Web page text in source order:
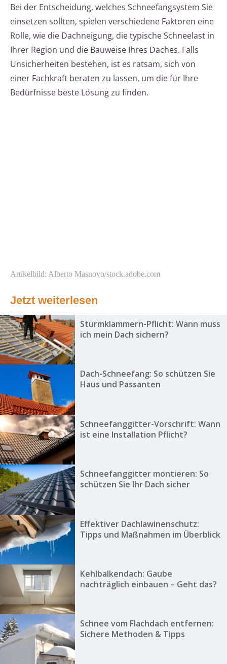
Bei der Entscheidung, welches Schneefangsystem Sie
einsetzen sollten, spielen verschiedene Faktoren eine
Rolle, wie die Dachneigung, die typische Schneelast in
Ihrer Region und die Bauweise Ihres Daches. Falls
Unsicherheiten bestehen, ist es ratsam, sich von
einer Fachkraft beraten zu lassen, um die für Ihre
Bedürfnisse beste Lösung zu finden.
Artikelbild: Alberto Masnovo/stock.adobe.com
Jetzt weiterlesen
Sturmklammern-Pflicht: Wann muss
ich mein Dach sichern?
Dach-Schneefang: So schützen Sie
Haus und Passanten
Schneefanggitter-Vorschrift: Wann
ist eine Installation Pflicht?
Schneefanggitter montieren: So
schützen Sie Ihr Dach sicher
Effektiver Dachlawinenschutz:
Tipps und Maßnahmen im Überblick
Kehlbalkendach: Gaube
nachträglich einbauen – Geht das?
Schnee vom Flachdach entfernen:
Sichere Methoden & Tipps